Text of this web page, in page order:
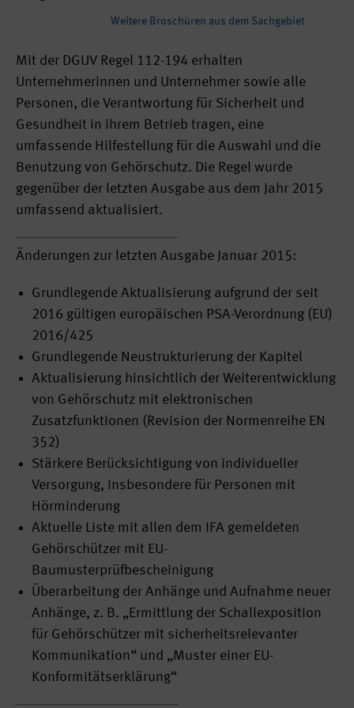
Weitere Broschüren aus dem Sachgebiet
Mit der DGUV Regel 112-194 erhalten
Unternehmerinnen und Unternehmer sowie alle
Personen, die Verantwortung für Sicherheit und
Gesundheit in ihrem Betrieb tragen, eine
umfassende Hilfestellung für die Auswahl und die
Benutzung von Gehörschutz. Die Regel wurde
gegenüber der letzten Ausgabe aus dem Jahr 2015
umfassend aktualisiert.
Änderungen zur letzten Ausgabe Januar 2015:
Grundlegende Aktualisierung aufgrund der seit
2016 gültigen europäischen PSA-Verordnung (EU)
2016/425
Grundlegende Neustrukturierung der Kapitel
Aktualisierung hinsichtlich der Weiterentwicklung
von Gehörschutz mit elektronischen
Zusatzfunktionen (Revision der Normenreihe EN
352)
Stärkere Berücksichtigung von individueller
Versorgung, insbesondere für Personen mit
Hörminderung
Aktuelle Liste mit allen dem IFA gemeldeten
Gehörschützer mit EU-
Baumusterprüfbescheinigung
Überarbeitung der Anhänge und Aufnahme neuer
Anhänge, z. B. „Ermittlung der Schallexposition
für Gehörschützer mit sicherheitsrelevanter
Kommunikation“ und „Muster einer EU-
Konformitätserklärung“